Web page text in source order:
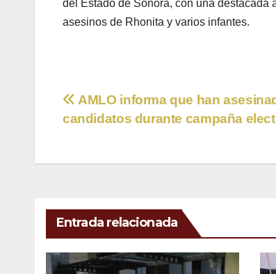
del Estado de Sonora, con una
asesinos de Rhonita y varios infantes.
Navegación
entradas
AMLO informa que han
candidatos durante campaña
Entrada relacionada